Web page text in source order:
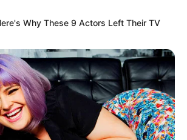
Azcárate
ALEJANDRO RIAÑO
Lamparoso que amenazó
a Alejandro Riaño salió a
'pedir cacao'
Why These 9 Actors Left Their TV